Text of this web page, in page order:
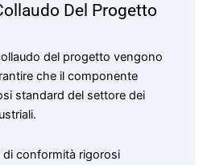
Del Progetto
del progetto vengono
che il componente
standard del settore dei
di conformità rigorosi